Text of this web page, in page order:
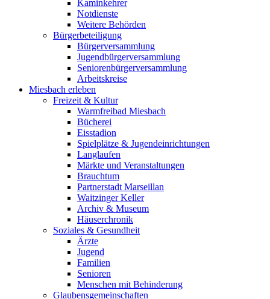
Kaminkehrer
Notdienste
Weitere Behörden
Bürgerbeteiligung
Bürgerversammlung
Jugendbürgerversammlung
Seniorenbürgerversammlung
Arbeitskreise
Miesbach erleben
Freizeit & Kultur
Warmfreibad Miesbach
Bücherei
Eisstadion
Spielplätze & Jugendeinrichtungen
Langlaufen
Märkte und Veranstaltungen
Brauchtum
Partnerstadt Marseillan
Waitzinger Keller
Archiv & Museum
Häuserchronik
Soziales & Gesundheit
Ärzte
Jugend
Familien
Senioren
Menschen mit Behinderung
Glaubensgemeinschaften